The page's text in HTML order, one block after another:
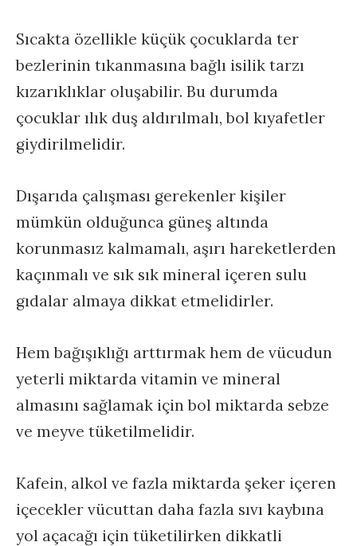
Sıcakta özellikle küçük çocuklarda ter
bezlerinin tıkanmasına bağlı isilik tarzı
kızarıklıklar oluşabilir. Bu durumda
çocuklar ılık duş aldırılmalı, bol kıyafetler
giydirilmelidir.
Dışarıda çalışması gerekenler kişiler
mümkün olduğunca güneş altında
korunmasız kalmamalı, aşırı hareketlerden
kaçınmalı ve sık sık mineral içeren sulu
gıdalar almaya dikkat etmelidirler.
Hem bağışıklığı arttırmak hem de vücudun
yeterli miktarda vitamin ve mineral
almasını sağlamak için bol miktarda sebze
ve meyve tüketilmelidir.
Kafein, alkol ve fazla miktarda şeker içeren
içecekler vücuttan daha fazla sıvı kaybına
yol açacağı için tüketilirken dikkatli